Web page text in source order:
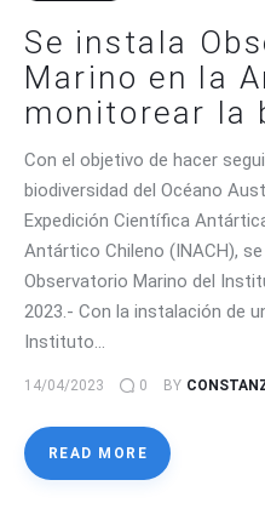
Se instala
Marino en la
monitorear la
Con el objetivo de hacer
biodiversidad del Océano
Expedición Científica
Antártico Chileno (INACH),
Observatorio Marino del
2023.- Con la instalación de
Instituto…
14/04/2023 0 BY
READ MORE